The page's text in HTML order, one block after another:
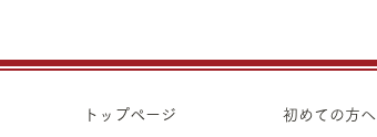
り価格のご案内です。 金 K24イ
ップ ¥21,970 K22
トップページ 初めての方へ